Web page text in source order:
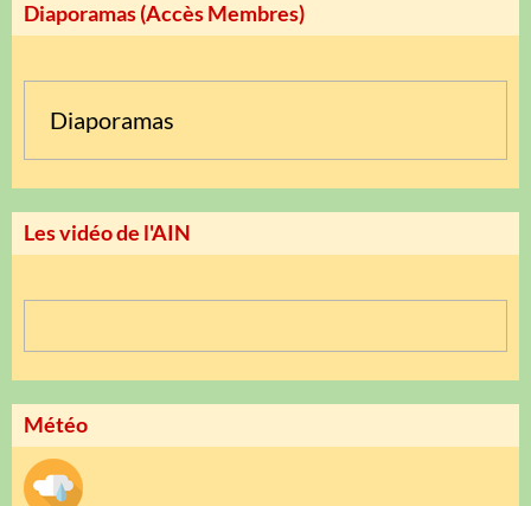
Diaporamas (Accès Membres)
Diaporamas
Les vidéo de l'AIN
Météo